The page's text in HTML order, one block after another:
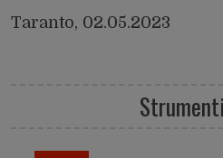
Taranto, 02.05.2023